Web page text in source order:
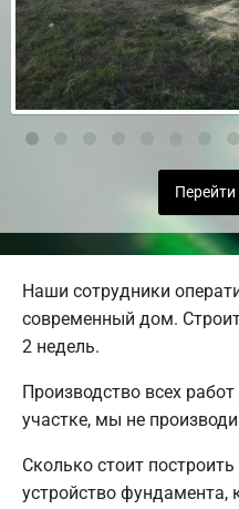
Наши сотрудники
современный дом.
2 недель.
Производство всех
участке, мы не
Сколько стоит
устройство